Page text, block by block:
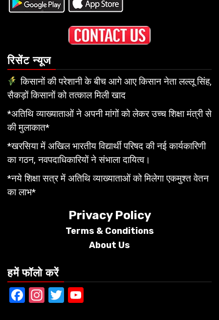
रिसेंट न्यूज
किसानों की परेशानी के बीच आगे आए किसान नेता लल्लू सिंह,
सैकड़ों किसानों को तत्काल मिली खाद
*अतिथि व्याख्याताओं ने अपनी मांगों को लेकर उच्च शिक्षा मंत्री से
की मुलाकात*
*खरसिया में अखिल भारतीय विद्यार्थी परिषद की नई कार्यकारिणी
का गठन, नवपदाधिकारियों ने संभाला दायित्व।
*नये शिक्षा सत्र में अतिथि व्याख्याताओं को मिलेगा एकमुश्त वेतन
का लाभ*
Privacy Policy
Terms & Conditions
About Us
हमें फॉलो करें
Facebook
Instagram
Twitter